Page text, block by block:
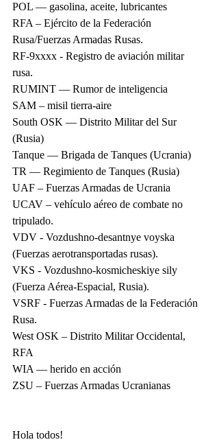
POL — gasolina, aceite, lubricantes
RFA – Ejército de la Federación
Rusa/Fuerzas Armadas Rusas.
RF-9xxxx - Registro de aviación militar
rusa.
RUMINT — Rumor de inteligencia
SAM – misil tierra-aire
South OSK — Distrito Militar del Sur
(Rusia)
Tanque — Brigada de Tanques (Ucrania)
TR — Regimiento de Tanques (Rusia)
UAF – Fuerzas Armadas de Ucrania
UCAV – vehículo aéreo de combate no
tripulado.
VDV - Vozdushno-desantnye voyska
(Fuerzas aerotransportadas rusas).
VKS - Vozdushno-kosmicheskiye sily
(Fuerza Aérea-Espacial, Rusia).
VSRF - Fuerzas Armadas de la Federación
Rusa.
West OSK – Distrito Militar Occidental,
RFA
WIA — herido en acción
ZSU – Fuerzas Armadas Ucranianas
Hola todos!